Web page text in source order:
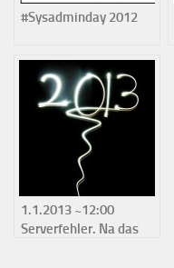
#Sysadminday 2012
1.1.2013 ~12:00
Serverfehler. Na das